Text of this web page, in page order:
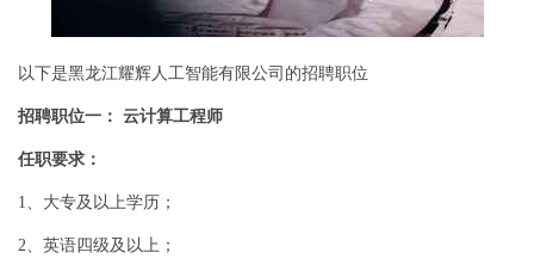
以下是黑龙江耀辉人工智能有限公司的招聘职位
招聘职位一： 云计算工程师
任职要求：
1、大专及以上学历；
2、英语四级及以上；